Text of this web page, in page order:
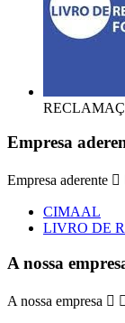
Empresa
Empresa aderente 
CIMAAL
LIVRO DE
A nossa
A nossa empresa  